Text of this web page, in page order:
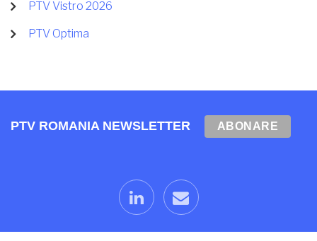
PTV Vistro 2026
PTV Optima
PTV ROMANIA NEWSLETTER ABONARE
linkedinemail